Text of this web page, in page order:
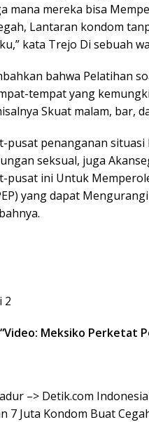
mana mereka bisa
Lantaran kondom
kata Trejo Di sebuah
bahwa Pelatihan
tempat yang
Skuat malam, bar,
pusat penanganan
seksual, juga
pusat ini Untuk
yang dapat
2
Video: Meksiko Perketat
–> Detik.com
7 Juta Kondom Buat